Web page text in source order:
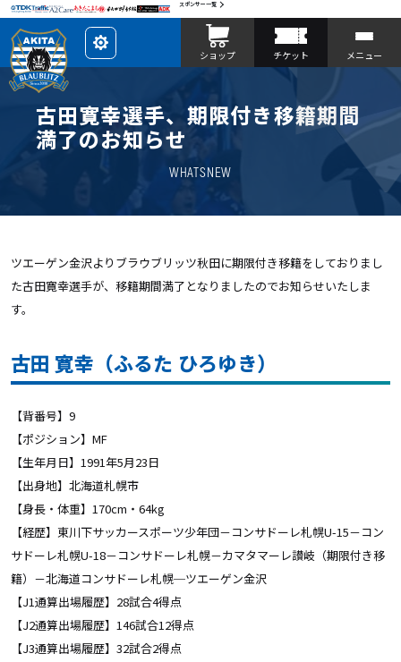
スポンサー一覧
レ
イ
ア
を
カ
ス
タ
マ
ショップ チケット メニュー
古田寛幸選手、期限付き移籍期間
満了のお知らせ
WHATSNEW
ツエーゲン金沢よりブラウブリッツ秋田に期限付き移籍をしておりまし
た古田寛幸選手が、移籍期間満了となりましたのでお知らせいたしま
す。
古田 寛幸（ふるた ひろゆき）
【背番号】9
【ポジション】MF
【生年月日】1991年5月23日
【出身地】北海道札幌市
【身長・体重】170cm・64kg
【経歴】東川下サッカースポーツ少年団－コンサドーレ札幌U-15－コン
サドーレ札幌U-18－コンサドーレ札幌－カマタマーレ讃岐（期限付き移
籍）－北海道コンサドーレ札幌─ツエーゲン金沢
【J1通算出場履歴】28試合4得点
【J2通算出場履歴】146試合12得点
【J3通算出場履歴】32試合2得点